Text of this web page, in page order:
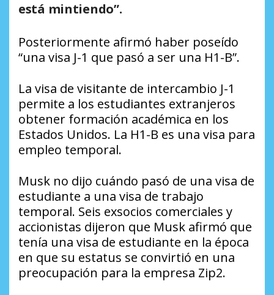
está mintiendo”.
Posteriormente afirmó haber poseído
“una visa J-1 que pasó a ser una H1-B”.
La visa de visitante de intercambio J-1
permite a los estudiantes extranjeros
obtener formación académica en los
Estados Unidos. La H1-B es una visa para
empleo temporal.
Musk no dijo cuándo pasó de una visa de
estudiante a una visa de trabajo
temporal. Seis exsocios comerciales y
accionistas dijeron que Musk afirmó que
tenía una visa de estudiante en la época
en que su estatus se convirtió en una
preocupación para la empresa Zip2.